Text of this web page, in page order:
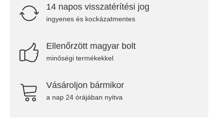
14 napos visszatérítési jog
ingyenes és kockázatmentes
Ellenőrzött magyar bolt
minőségi termékekkel
Vásároljon bármikor
a nap 24 órájában nyitva